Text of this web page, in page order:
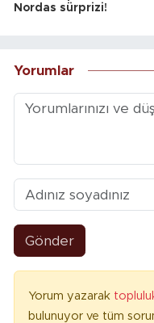
Nordas sürprizi!
Yorumlar
Gönder
Yorum yazarak
bulunuyor ve tüm